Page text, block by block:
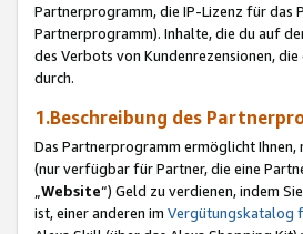
Partnerprogramm, die IP-Lizenz für das
Partnerprogramm). Inhalte, die du auf
des Verbots von Kundenrezensionen,
durch.
1.Beschreibung des
Das Partnerprogramm ermöglicht
(nur verfügbar für Partner, die eine
Website“) Geld zu verdienen, indem
ist, einer anderen im Vergütungskatalog